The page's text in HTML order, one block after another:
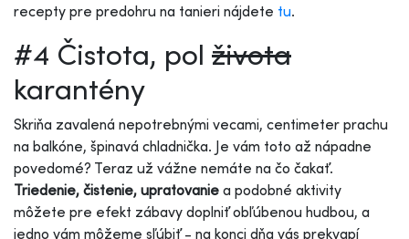
recepty pre predohru na tanieri nájdete tu.
#4 Čistota, pol života
karantény
Skriňa zavalená nepotrebnými vecami, centimeter prachu
na balkóne, špinavá chladnička. Je vám toto až nápadne
povedomé? Teraz už vážne nemáte na čo čakať.
Triedenie, čistenie, upratovanie a podobné aktivity
môžete pre efekt zábavy doplniť obľúbenou hudbou, a
jedno vám môžeme sľúbiť - na konci dňa vás prekvapí